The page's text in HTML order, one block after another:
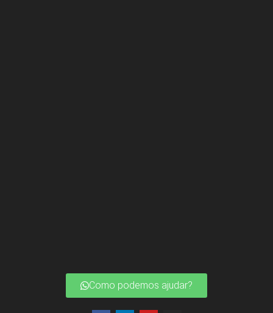
Como podemos ajudar?